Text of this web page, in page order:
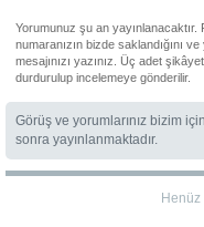
Yorumunuz şu an
numaranızın bizde saklandığını
mesajınızı yazınız. Üç adet
durdurulup incelemeye gönderilir.
Görüş ve yorumlarınız bizim
sonra yayınlanmaktadır.
Henüz